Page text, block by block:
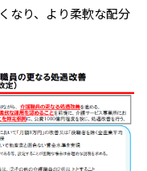
なり、より柔軟な配分